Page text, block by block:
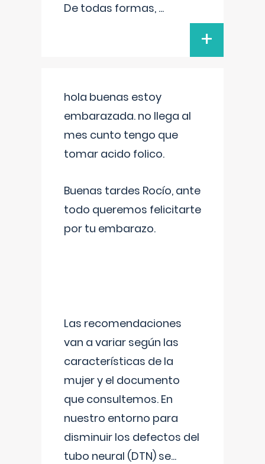
De todas formas, ...
+
hola buenas estoy
embarazada. no llega al
mes cunto tengo que
tomar acido folico.
Buenas tardes Rocío, ante
todo queremos felicitarte
por tu embarazo.
Las recomendaciones
van a variar según las
características de la
mujer y el documento
que consultemos. En
nuestro entorno para
disminuir los defectos del
tubo neural (DTN) se...